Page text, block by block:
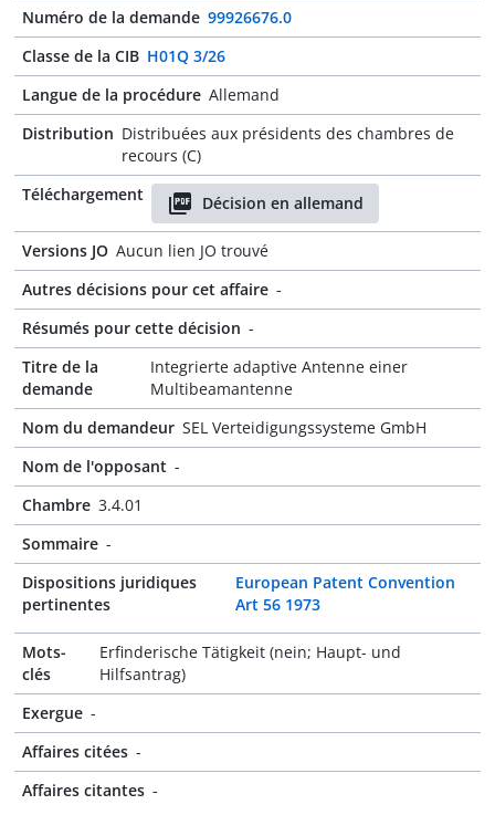
Numéro de la demande 99926676.0
Classe de la CIB H01Q 3/26
Langue de la procédure Allemand
Distribution Distribuées aux présidents des chambres de
recours (C)
Téléchargement
Décision en allemand
Versions JO Aucun lien JO trouvé
Autres décisions pour cet affaire -
Résumés pour cette décision -
Titre de la
demande
Integrierte adaptive Antenne einer
Multibeamantenne
Nom du demandeur SEL Verteidigungssysteme GmbH
Nom de l'opposant -
Chambre 3.4.01
Sommaire -
Dispositions juridiques
pertinentes
European Patent Convention
Art 56 1973
Mots-
clés
Erfinderische Tätigkeit (nein; Haupt- und
Hilfsantrag)
Exergue -
Affaires citées -
Affaires citantes -